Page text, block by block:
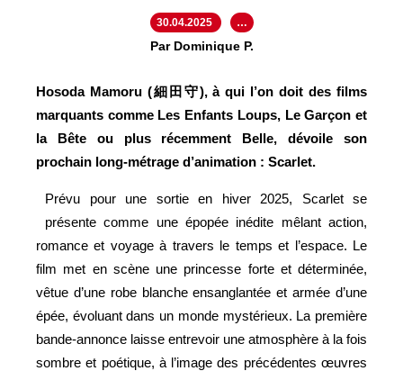
30.04.2025 …
Par Dominique P.
Hosoda Mamoru (細田守), à qui l’on doit des films
marquants comme Les Enfants Loups, Le Garçon et
la Bête ou plus récemment Belle, dévoile son
prochain long-métrage d’animation : Scarlet.
Prévu pour une sortie en hiver 2025, Scarlet se
présente comme une épopée inédite mêlant action,
romance et voyage à travers le temps et l’espace. Le
film met en scène une princesse forte et déterminée,
vêtue d’une robe blanche ensanglantée et armée d’une
épée, évoluant dans un monde mystérieux. La première
bande-annonce laisse entrevoir une atmosphère à la fois
sombre et poétique, à l’image des précédentes œuvres